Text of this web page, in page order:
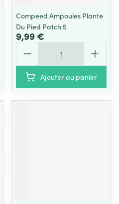
Compeed Ampoules Plante
Du Pied Patch 5
9,99 €
Ajouter au panier